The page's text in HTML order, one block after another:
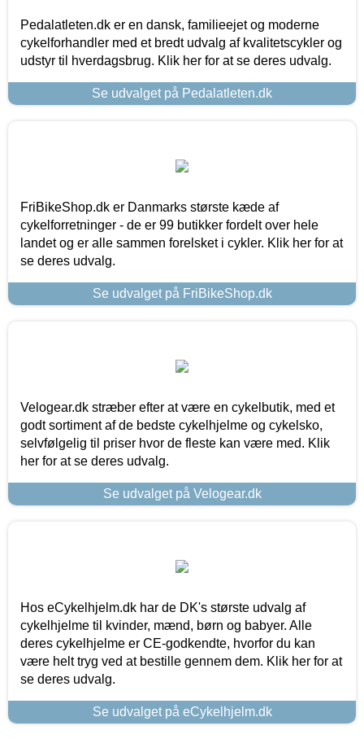
Pedalatleten.dk er en dansk, familieejet og moderne
cykelforhandler med et bredt udvalg af kvalitetscykler og
udstyr til hverdagsbrug. Klik her for at se deres udvalg.
Se udvalget på Pedalatleten.dk
FriBikeShop.dk er Danmarks største kæde af
cykelforretninger - de er 99 butikker fordelt over hele
landet og er alle sammen forelsket i cykler. Klik her for at
se deres udvalg.
Se udvalget på FriBikeShop.dk
Velogear.dk stræber efter at være en cykelbutik, med et
godt sortiment af de bedste cykelhjelme og cykelsko,
selvfølgelig til priser hvor de fleste kan være med. Klik
her for at se deres udvalg.
Se udvalget på Velogear.dk
Hos eCykelhjelm.dk har de DK's største udvalg af
cykelhjelme til kvinder, mænd, børn og babyer. Alle
deres cykelhjelme er CE-godkendte, hvorfor du kan
være helt tryg ved at bestille gennem dem. Klik her for at
se deres udvalg.
Se udvalget på eCykelhjelm.dk